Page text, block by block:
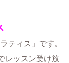
ティス」です。
レッスン受け放